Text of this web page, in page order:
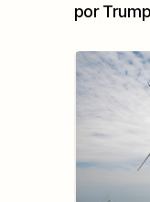
por Trump